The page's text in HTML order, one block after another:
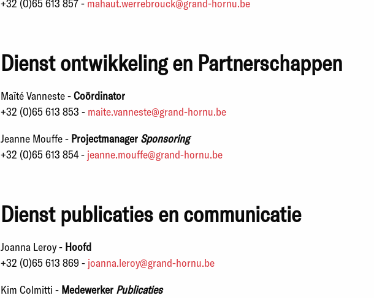
+32 (0)65 613 857 - mahaut.werrebrouck@grand-hornu.be
Dienst ontwikkeling en Partnerschappen
Maïté Vanneste -Coördinator
+32 (0)65 613 853 - maite.vanneste@grand-hornu.be
Jeanne Mouffe - Projectmanager Sponsoring
+32 (0)65 613 854 - jeanne.mouffe@grand-hornu.be
Dienst publicaties en communicatie
Joanna Leroy - Hoofd
+32 (0)65 613 869 - joanna.leroy@grand-hornu.be
Kim Colmitti - Medewerker Publicaties